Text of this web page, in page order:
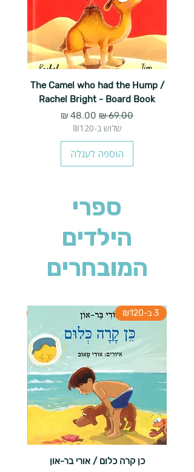
The Camel who had the Hump /
Rachel Bright - Board Book
מחיר רגיל מחיר מבצע
שלוש ב-₪120
הוספה לעגלה
ספרי
הילדים
המובחרים
3 ב-₪120
כן קרה כלום / אורי בר-און